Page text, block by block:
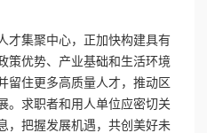
才集聚中心，正加快构建具有
策优势、产业基础和生活环境
留住更多高质量人才，推动区
。求职者和用人单位应密切关
，把握发展机遇，共创美好未